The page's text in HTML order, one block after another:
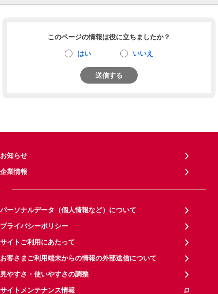
このページの情報は役に立ちましたか？
はい いいえ
送信する
お知らせ
企業情報
パーソナルデータ（個人情報など）について
プライバシーポリシー
サイトご利用にあたって
お客さまご利用端末からの情報の外部送信について
見やすさ・使いやすさの調整
サイトメンテナンス情報